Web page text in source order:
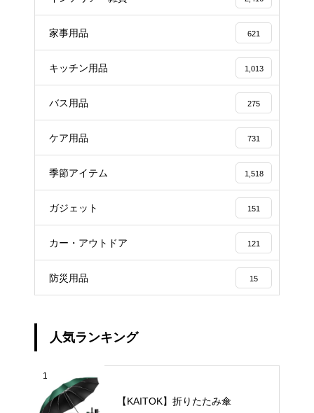
家事用品 621
キッチン用品 1,013
バス用品 275
ケア用品 731
季節アイテム 1,518
ガジェット 151
カー・アウトドア 121
防災用品 15
人気ランキング
1
【KAITOK】折りたたみ傘